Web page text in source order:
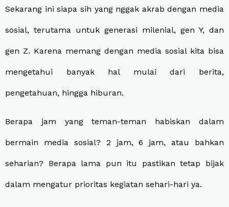
Sekarang ini siapa sih yang nggak akrab dengan media
sosial, terutama untuk generasi milenial, gen Y, dan
gen Z. Karena memang dengan media sosial kita bisa
mengetahui banyak hal mulai dari berita,
pengetahuan, hingga hiburan.
Berapa jam yang teman-teman habiskan dalam
bermain media sosial? 2 jam, 6 jam, atau bahkan
seharian? Berapa lama pun itu pastikan tetap bijak
dalam mengatur prioritas kegiatan sehari-hari ya.